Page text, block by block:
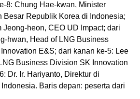
8: Chung Hae-kwan, Minister
Besar Republik Korea di Indonesia;
Jeong-heon, CEO UD Impact; dari
hwan, Head of LNG Business
E&S; dari kanan ke-5: Lee
Business Division SK Innovation
Dr. Ir. Hariyanto, Direktur di
Baris depan: peserta dari